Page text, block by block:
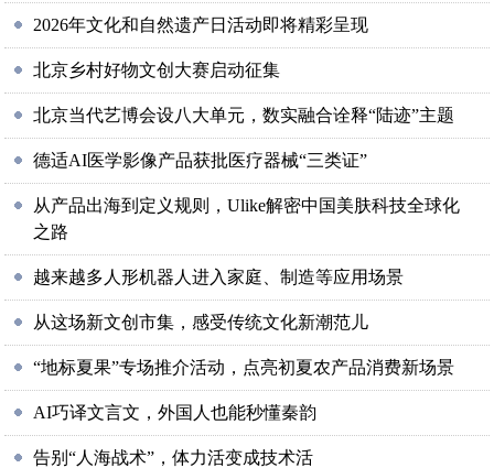
2026年文化和自然遗产日活动即将精彩呈现
北京乡村好物文创大赛启动征集
北京当代艺博会设八大单元，数实融合诠释“陆迹”主题
德适AI医学影像产品获批医疗器械“三类证”
从产品出海到定义规则，Ulike解密中国美肤科技全球化
之路
越来越多人形机器人进入家庭、制造等应用场景
从这场新文创市集，感受传统文化新潮范儿
“地标夏果”专场推介活动，点亮初夏农产品消费新场景
AI巧译文言文，外国人也能秒懂秦韵
告别“人海战术”，体力活变成技术活